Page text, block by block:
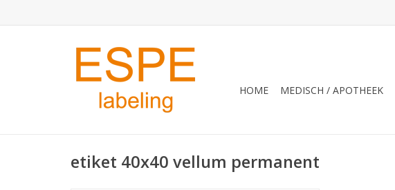
HOME MEDISCH / APOTHEEK
etiket 40x40 vellum permanent